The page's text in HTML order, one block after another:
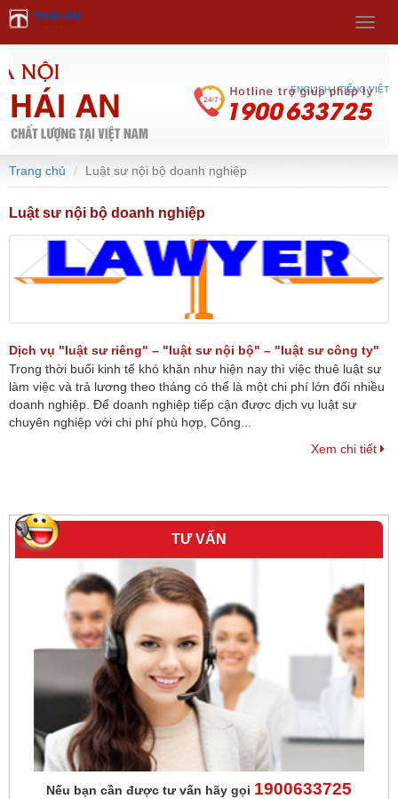
ENGLISH|TIẾNG VIỆT
Menu
Trang chủ Luật sư nội bộ doanh nghiệp
Luật sư nội bộ doanh nghiệp
Dịch vụ "luật sư riêng" – "luật sư nội bộ" – "luật sư công ty"
Trong thời buổi kinh tế khó khăn như hiện nay thì việc thuê luật sư
làm việc và trả lương theo tháng có thể là một chi phí lớn đối nhiều
doanh nghiệp. Để doanh nghiệp tiếp cận được dịch vụ luật sư
chuyên nghiệp với chi phí phù hợp, Công...
Xem chi tiết
TƯ VẤN
Nếu bạn cần được tư vấn hãy gọi 1900633725